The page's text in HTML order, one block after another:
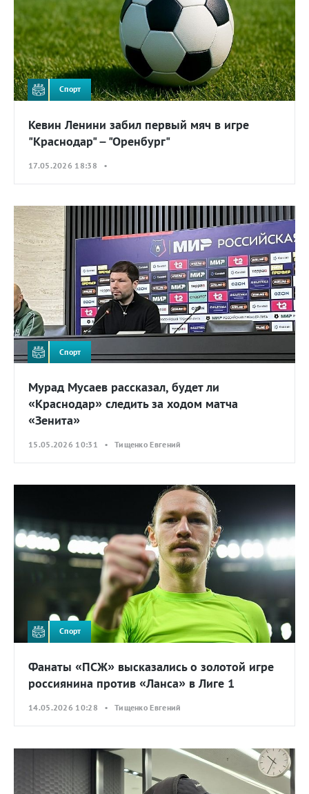
Спорт
Кевин Ленини забил первый мяч в игре
"Краснодар" – "Оренбург"
17.05.2026 18:38 •
Спорт
Мурад Мусаев рассказал, будет ли
«Краснодар» следить за ходом матча
«Зенита»
15.05.2026 10:31 • Тищенко Евгений
Спорт
Фанаты «ПСЖ» высказались о золотой игре
россиянина против «Ланса» в Лиге 1
14.05.2026 10:28 • Тищенко Евгений